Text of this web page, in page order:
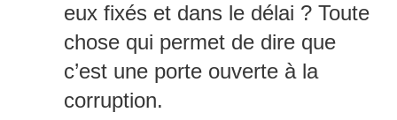
eux fixés et dans le délai ? Toute
chose qui permet de dire que
c’est une porte ouverte à la
corruption.